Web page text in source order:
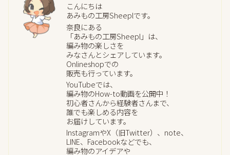
こんにちは
あみもの工房Sheeplです。
奈良にある
「あみもの工房Sheepl」は、
編み物の楽しさを
みなさんとシェアしています。
Onlineshopでの
販売も行っています。
YouTubeでは、
編み物のHow-to動画を公開中！
初心者さんから経験者さんまで、
誰でも楽しめる内容を
お届けしています。
InstagramやX（旧Twitter）、note、
LINE、Facebookなどでも、
編み物のアイデアや